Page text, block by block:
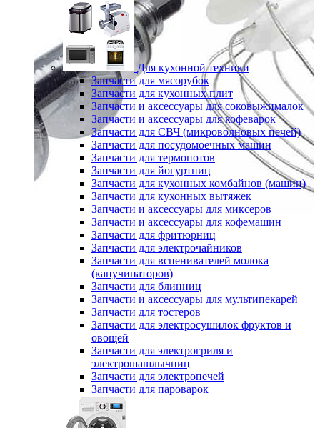
Для кухонной техники
Запчасти для мясорубок
Запчасти для кухонных плит
Запчасти и аксессуары для соковыжималок
Запчасти и аксессуары для кофеварок
Запчасти для СВЧ (микроволновых печей)
Запчасти для посудомоечных машин
Запчасти для термопотов
Запчасти для йогуртниц
Запчасти для кухонных комбайнов (машин)
Запчасти для кухонных вытяжек
Запчасти и аксессуары для миксеров
Запчасти и аксессуары для кофемашин
Запчасти для фритюрниц
Запчасти для электрочайников
Запчасти для вспенивателей молока
(капучинаторов)
Запчасти для блинниц
Запчасти и аксессуары для мультипекарей
Запчасти для тостеров
Запчасти для электросушилок фруктов и
овощей
Запчасти для электрогриля и
электрошашлычниц
Запчасти для электропечей
Запчасти для пароварок